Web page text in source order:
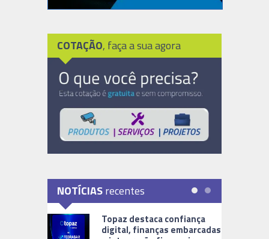
COTAÇÃO, faça a sua agora
NOTÍCIASrecentes
Topaz destaca confiança
digital, finanças embarcadas